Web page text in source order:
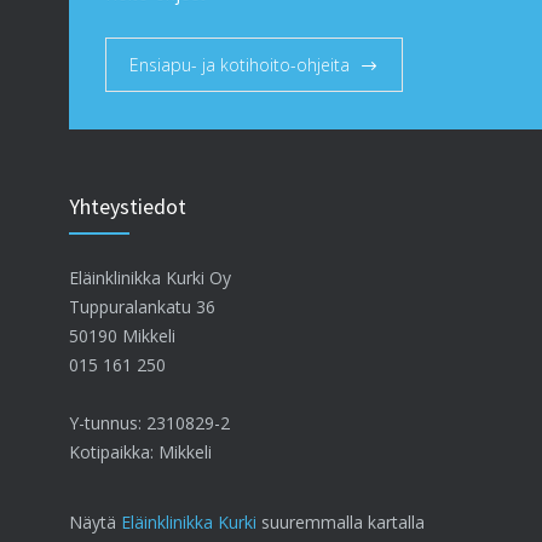
Ensiapu- ja kotihoito-ohjeita
Yhteystiedot
Eläinklinikka Kurki Oy
Tuppuralankatu 36
50190 Mikkeli
015 161 250
Y-tunnus: 2310829-2
Kotipaikka: Mikkeli
Näytä Eläinklinikka Kurki suuremmalla kartalla